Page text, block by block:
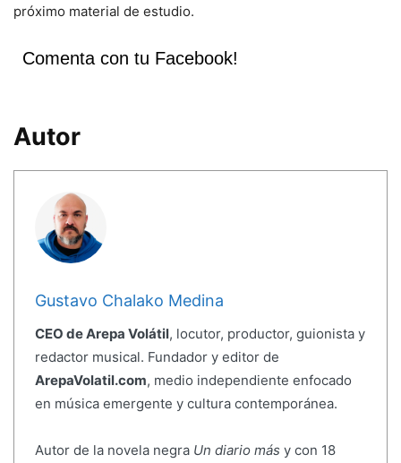
próximo material de estudio.
Comenta con tu Facebook!
Autor
Gustavo Chalako Medina
CEO de Arepa Volátil, locutor, productor, guionista y
redactor musical. Fundador y editor de
ArepaVolatil.com, medio independiente enfocado
en música emergente y cultura contemporánea.
Autor de la novela negra Un diario más y con 18